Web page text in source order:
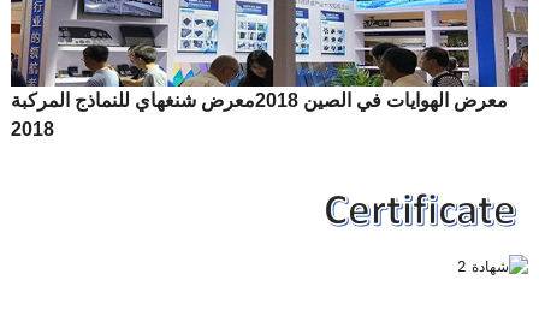
معرض الهوايات في الصين 2018
معرض شنغهاي للنماذج المركبة
2018